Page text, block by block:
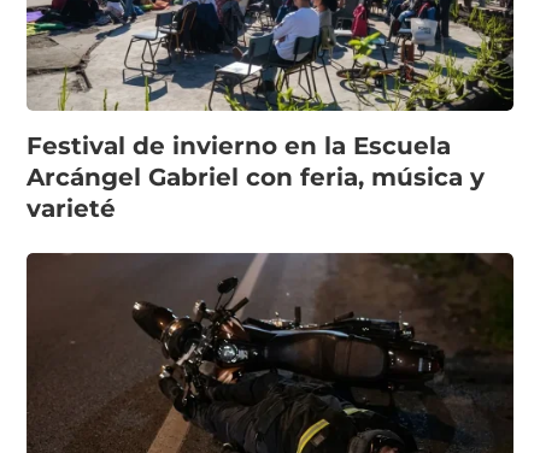
Festival de invierno en la Escuela
Arcángel Gabriel con feria, música y
varieté